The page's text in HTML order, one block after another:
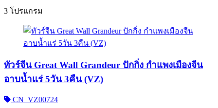
3 โปรแกรม
ทัวร์จีน Great Wall Grandeur ปักกิ่ง กำแพงเมืองจีน
อาบน้ำแร่ 5วัน 3คืน (VZ)
CN_VZ00724